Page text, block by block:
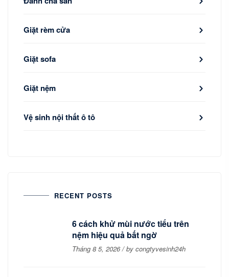
Giặt rèm cửa
Giặt sofa
Giặt nệm
Vệ sinh nội thất ô tô
RECENT POSTS
6 cách khử mùi nước tiểu trên
nệm hiệu quả bất ngờ
Tháng 8 5, 2026 / by congtyvesinh24h